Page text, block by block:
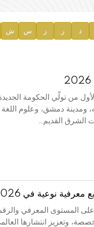
ذ ر ز س ش
من تولّي الحكومة
دمشق، وعلوم اللغة
الشرق القديم...
نوعية في 2026
المستوى المعرفي
وتعزيز انتشارها